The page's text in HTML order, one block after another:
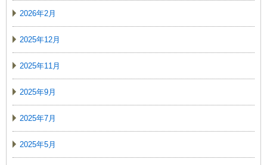
2026年2月
2025年12月
2025年11月
2025年9月
2025年7月
2025年5月